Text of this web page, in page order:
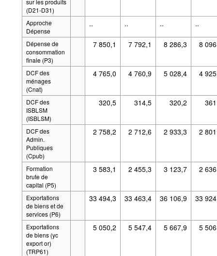
(D21-D31)
Approche
Dépense
.. .. .. ..
Dépense de
consommation
finale (P3)
7 850,1 7 792,1 8 286,3 8
DCF des
ménages
(Cnat)
4 765,0 4 760,9 5 028,4 4
DCF des
ISBLSM
(ISBLSM)
320,5 314,5 320,2
DCF des
Admin.
Publiques
(Cpub)
2 758,2 2 712,6 2 933,3 2
Formation
brute de
capital (P5)
3 583,1 2 455,3 3 123,7 2
Exportations
de biens et de
services (P6)
33 494,3 33 463,4 36 106,9 33
Exportations
de biens (yc
export or)
(TRP61)
5 050,2 5 547,4 5 667,9 5